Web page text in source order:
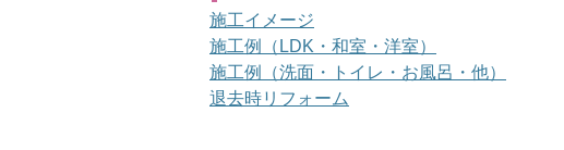
施工イメージ
施工例（LDK・和室・洋室）
施工例（洗面・トイレ・お風呂・他）
退去時リフォーム